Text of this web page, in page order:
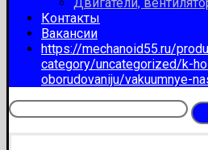
Контакты
Вакансии
https://mechanoid55.ru/
category/uncategorized/k-
oborudovaniju/vakuumnye-